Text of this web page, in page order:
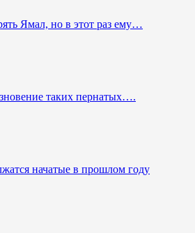
Ямал, но в этот раз ему…
таких пернатых….
начатые в прошлом году